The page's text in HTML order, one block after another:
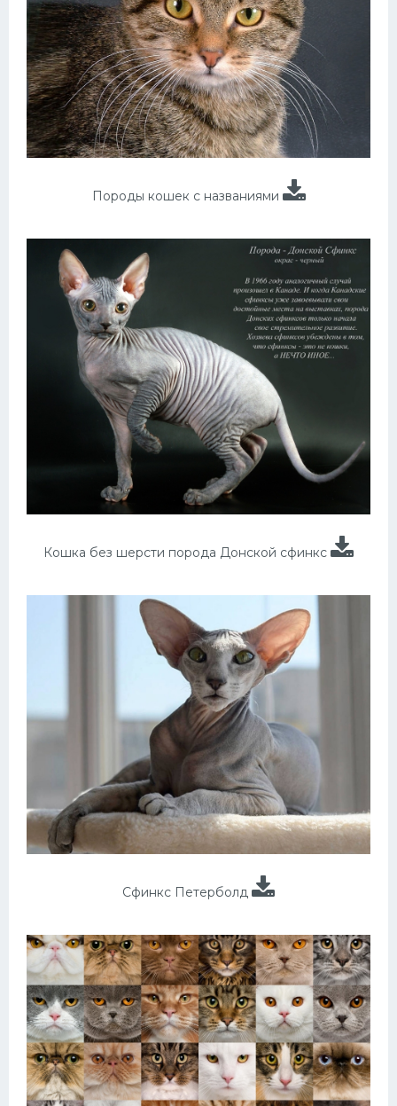
Породы кошек с названиями
Кошка без шерсти порода Донской сфинкс
Сфинкс Петерболд